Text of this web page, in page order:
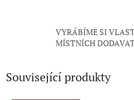
VYRÁBÍME SI
MÍSTNÍCH
Související produkty